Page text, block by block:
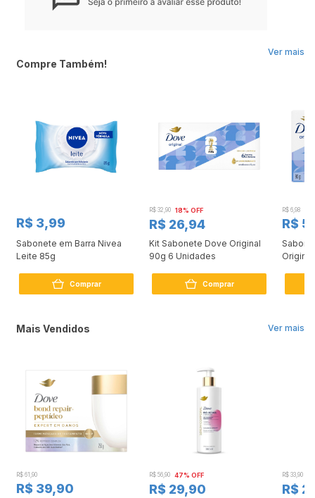
Ver mais
Compre Também!
R$ 3,99
Sabonete em Barra Nivea
Leite 85g
Comprar
R$ 32,90 18% OFF
R$ 26,94
Kit Sabonete Dove Original
90g 6 Unidades
Comprar
R$ 6,98
R$
Ver mais
Mais Vendidos
R$ 61,90
R$ 39,90
R$ 56,90 47% OFF
R$ 29,90
R$ 33,90
R$